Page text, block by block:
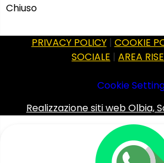
Chiuso
PRIVACY POLICY| COOKIE
SOCIALE | AREA
Cookie
Realizzazione siti web Olbia,